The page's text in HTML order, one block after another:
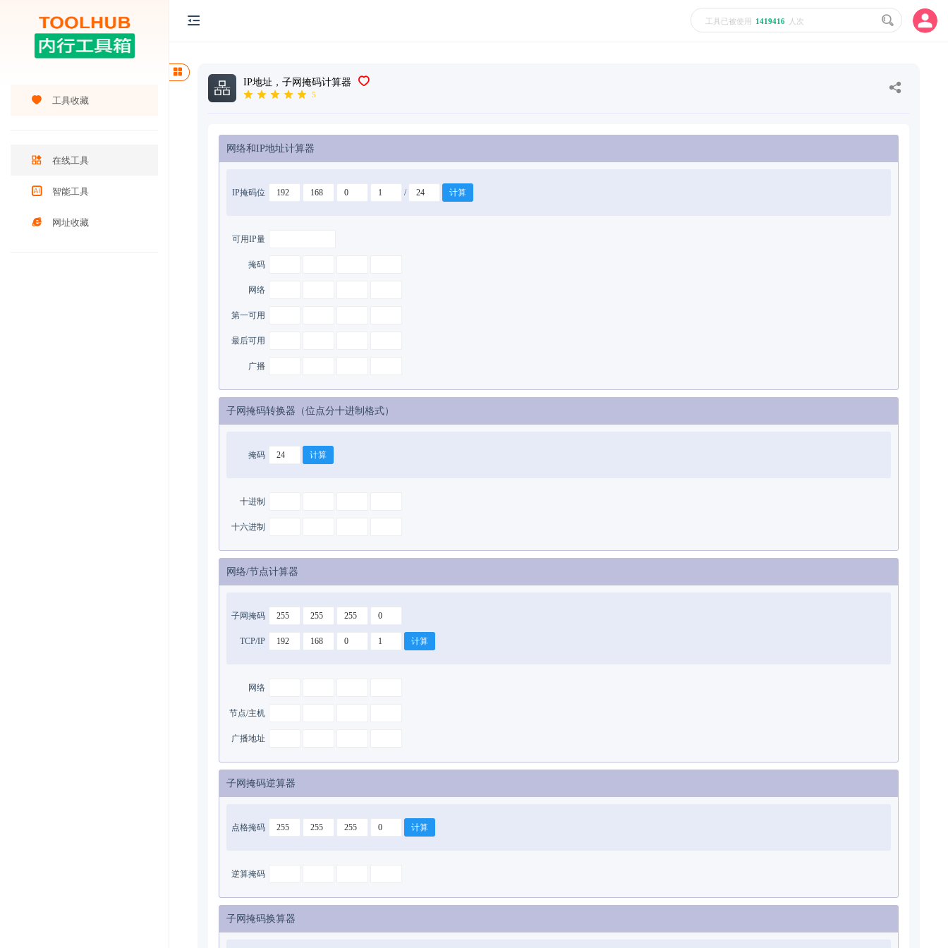
工具收藏
在线工具
智能工具
网址收藏
工具已被使用 1419416 人次
IP地址，子网掩码计算器
5
网络和IP地址计算器
IP掩码位 /
可用IP量
掩码
网络
第一可用
最后可用
广播
子网掩码转换器（位点分十进制格式）
掩码
十进制
十六进制
网络/节点计算器
子网掩码
TCP/IP
网络
节点/主机
广播地址
子网掩码逆算器
点格掩码
逆算掩码
子网掩码换算器